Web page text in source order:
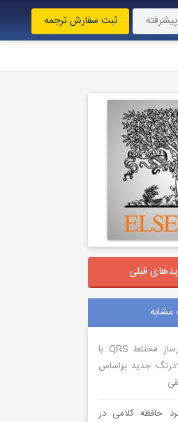
ثبت سفارش ترجمه
قبلی
مشابه
دانلود مقاله آشکارساز مختلط QRS با
جدید براساس
حافظه کلامی در